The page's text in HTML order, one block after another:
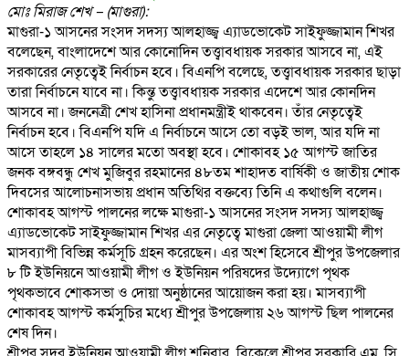
মোঃ মিরাজ শেখ – (মাগুরা):
মাগুরা-১ আসনের সংসদ সদস্য আলহাজ্জ্ব এ্যাডভোকেট সাইফুজ্জামান শিখর
বলেছেন, বাংলাদেশে আর কোনোদিন তত্ত্বাবধায়ক সরকার আসবে না, এই
সরকারের নেতৃত্বেই নির্বাচন হবে। বিএনপি বলেছে, তত্ত্বাবধায়ক সরকার ছাড়া
তারা নির্বাচনে যাবে না। কিন্তু তত্ত্বাবধায়ক সরকার এদেশে আর কোনদিন
আসবে না। জননেত্রী শেখ হাসিনা প্রধানমন্ত্রীই থাকবেন। তাঁর নেতৃত্বেই
নির্বাচন হবে। বিএনপি যদি এ নির্বাচনে আসে তো বড়ই ভাল, আর যদি না
আসে তাহলে ১৪ সালের মতো অবস্থা হবে। শোকাবহ ১৫ আগস্ট জাতির
জনক বঙ্গবন্ধু শেখ মুজিবুর রহমানের ৪৮তম শাহাদত বার্ষিকী ও জাতীয় শোক
দিবসের আলোচনাসভায় প্রধান অতিথির বক্তব্যে তিনি এ কথাগুলি বলেন।
শোকাবহ আগস্ট পালনের লক্ষে মাগুরা-১ আসনের সংসদ সদস্য আলহাজ্জ্ব
এ্যাডভোকেট সাইফুজ্জামান শিখর এর নেতৃত্বে মাগুরা জেলা আওয়ামী লীগ
মাসব্যাপী বিভিন্ন কর্মসূচি গ্রহন করেছেন। এর অংশ হিসেবে শ্রীপুর উপজেলার
৮ টি ইউনিয়নে আওয়ামী লীগ ও ইউনিয়ন পরিষদের উদ্যোগে পৃথক
পৃথকভাবে শোকসভা ও দোয়া অনুষ্ঠানের আয়োজন করা হয়। মাসব্যাপী
শোকাবহ আগস্ট কর্মসুচির মধ্যে শ্রীপুর উপজেলায় ২৬ আগস্ট ছিল পালনের
শেষ দিন।